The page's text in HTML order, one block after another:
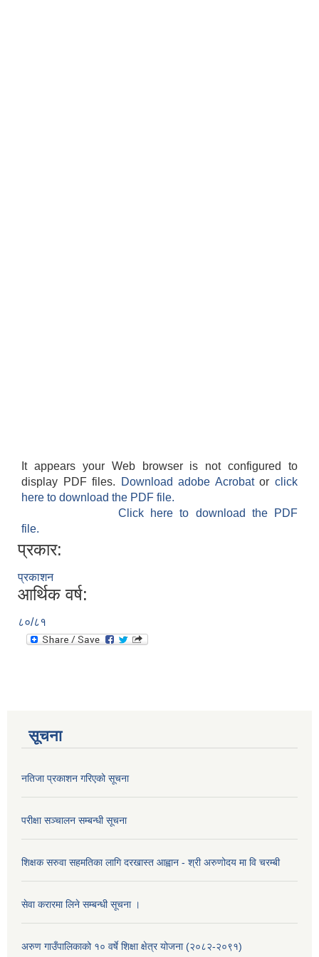
It appears your Web browser is not configured to
display PDF files.
Download adobe Acrobatorclick
here to download the PDF file.
Click here to download the PDF
file.
प्रकार:
प्रकाशन
आर्थिक वर्ष:
८०/८१
सूचना
नतिजा प्रकाशन गरिएको सूचना
परीक्षा सञ्चालन सम्बन्धी सूचना
शिक्षक सरुवा सहमतिका लागि दरखास्त आह्वान - श्री अरुणोदय मा वि चरम्बी
सेवा करारमा लिने सम्बन्धी सूचना ।
अरुण गाउँपालिकाको १० वर्षे शिक्षा क्षेत्र योजना (२०८२-२०९१)